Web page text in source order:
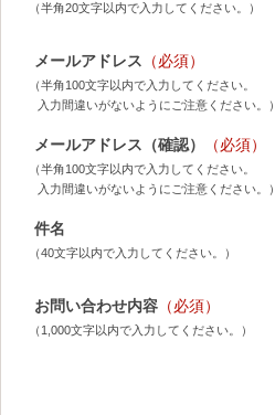
（半角20文字以内で入力してください。）
メールアドレス （必須）
（半角100文字以内で入力してください。
入力間違いがないようにご注意ください。）
メールアドレス（確認） （必須）
（半角100文字以内で入力してください。
入力間違いがないようにご注意ください。）
件名
（40文字以内で入力してください。）
お問い合わせ内容 （必須）
（1,000文字以内で入力してください。）